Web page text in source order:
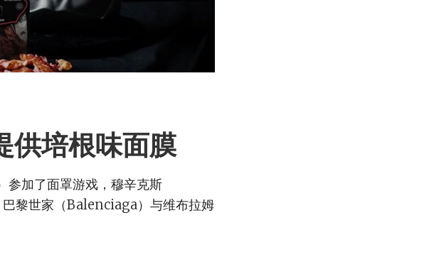
供培根味面膜
加了面罩游戏，穆辛克斯
黎世家（Balenciaga）与维布拉姆